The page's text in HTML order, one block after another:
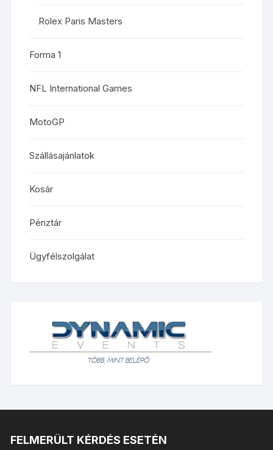
Rolex Paris Masters
Forma 1
NFL International Games
MotoGP
Szállásajánlatok
Kosár
Pénztár
Ügyfélszolgálat
FELMERÜLT KÉRDÉS ESETÉN